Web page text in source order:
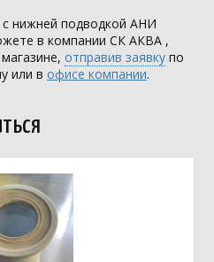
с нижней подводкой АНИ
в компании СК АКВА ,
отправив заявку по
или в офисе компании.